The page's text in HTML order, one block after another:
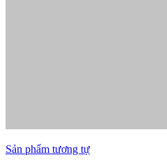
Sản phẩm tương tự